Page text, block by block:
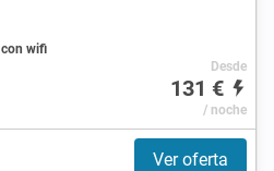
con wifi
Desde
131 €
/ noche
Ver oferta